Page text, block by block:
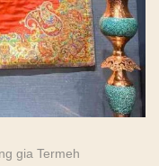
gia Termeh